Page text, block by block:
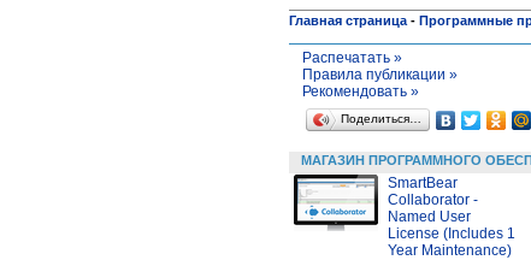
Главная страница - Программные
Распечатать »
Правила публикации »
Рекомендовать »
Поделиться…
МАГАЗИН ПРОГРАММНОГО
SmartBear
Collaborator -
Named User
License (Includes 1
Year Maintenance)